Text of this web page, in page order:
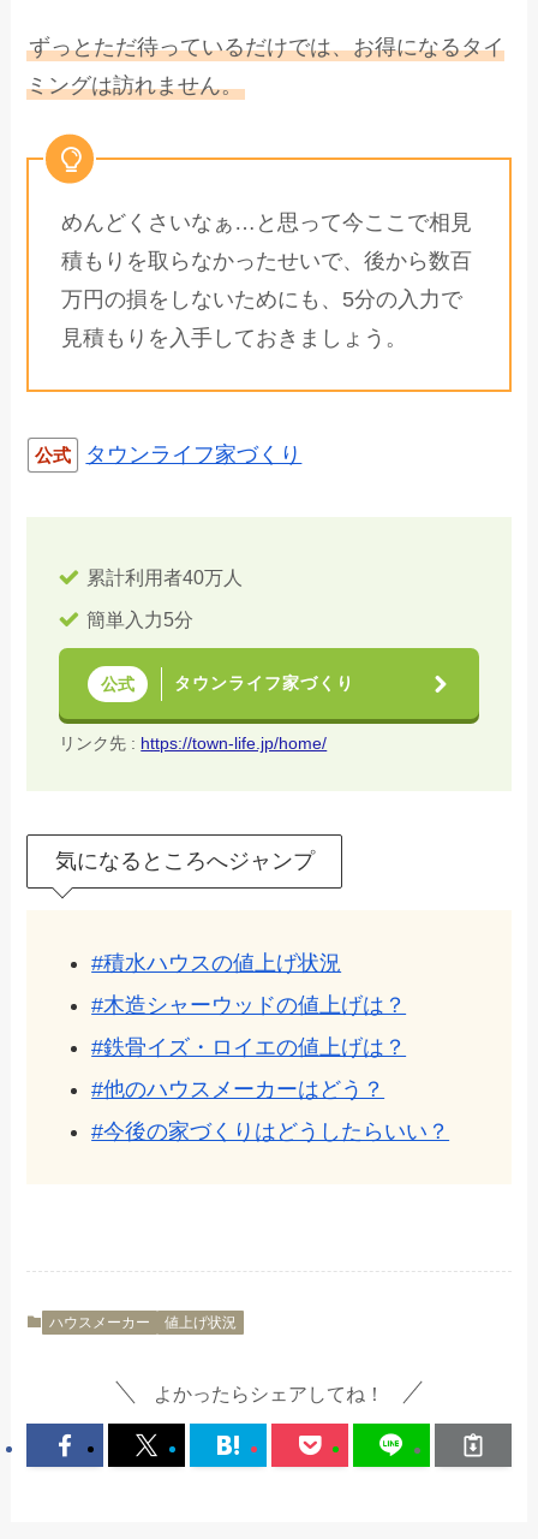
ずっとただ待っているだけでは、お得になるタイ
ミングは訪れません。
めんどくさいなぁ…と思って今ここで相見
積もりを取らなかったせいで、後から数百
万円の損をしないためにも、5分の入力で
見積もりを入手しておきましょう。
公式 タウンライフ家づくり
累計利用者40万人
簡単入力5分
公式 タウンライフ家づくり
リンク先 : https://town-life.jp/home/
気になるところへジャンプ
#積水ハウスの値上げ状況
#木造シャーウッドの値上げは？
#鉄骨イズ・ロイエの値上げは？
#他のハウスメーカーはどう？
#今後の家づくりはどうしたらいい？
ハウスメーカー 値上げ状況
よかったらシェアしてね！